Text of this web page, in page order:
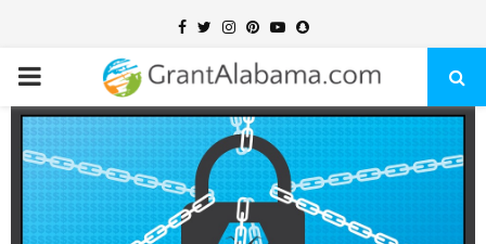
Facebook
TwitterInstagram
PinterestYoutubeSnapchat
PRIMARY
MENU